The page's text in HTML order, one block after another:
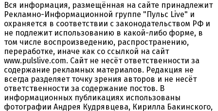
Вся информация, размещённая на сайте принадлежит
Рекламно-Информационной группе "Пульс Live" и
охраняется в соответствии с законодательством РФ и
не подлежит использованию в какой-либо форме, в
том числе воспроизведению, распространению,
переработке, иначе как со ссылкой на сайт
www.pulslive.com. Сайт не несёт ответственности за
содержание рекламных материалов. Редакция не
всегда разделяет точку зрения авторов и не несёт
ответственности за содержание постов. В
информационных публикациях использованы
фотографии Андрея Кудрявцева, Кирилла Бакинского,